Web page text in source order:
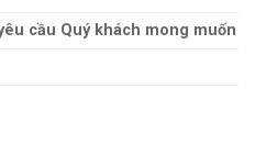
cầu Quý khách mong muốn